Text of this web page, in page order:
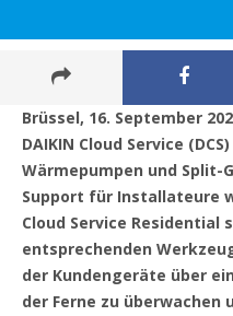
Brüssel, 16. September
DAIKIN Cloud Service
Wärmepumpen und Split-
Support für Installateure
Cloud Service
entsprechenden
der Kundengeräte über
der Ferne zu überwachen